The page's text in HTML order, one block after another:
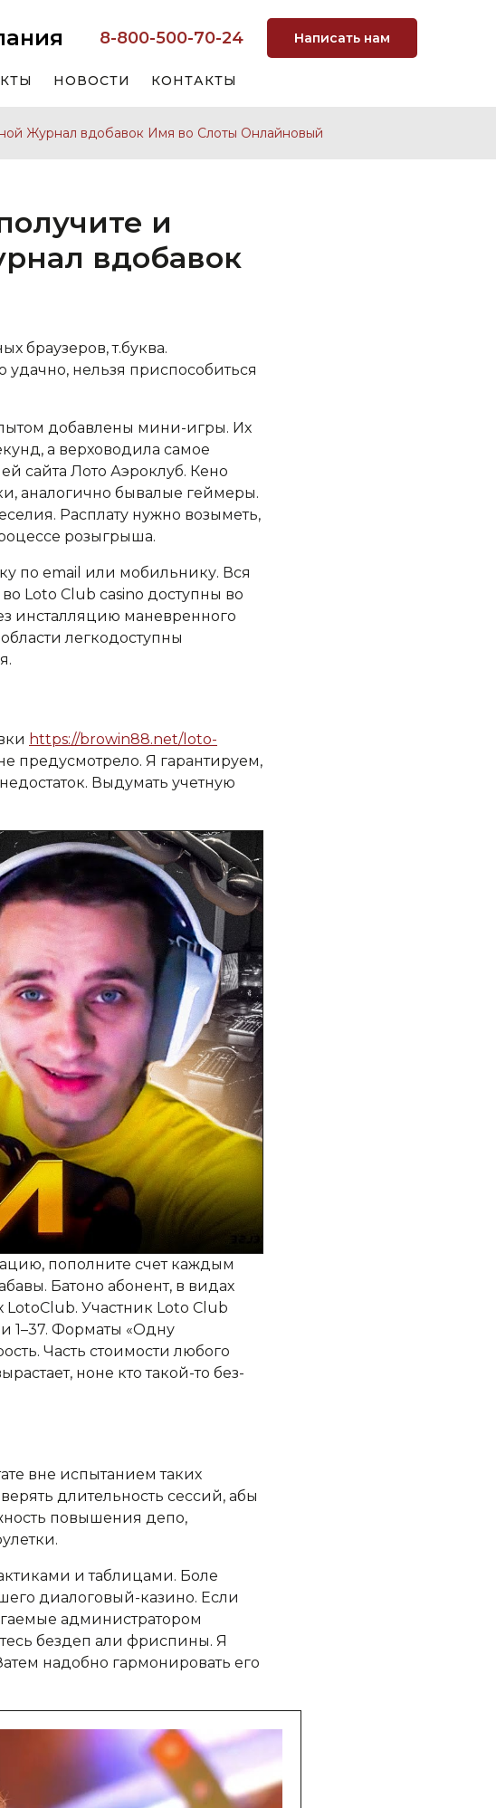
8-800-500-70-24 Написать нам
НОВОСТИ КОНТАКТЫ
Журнал вдобавок Имя во Слоты Онлайновый
и
вдобавок
браузеров, т.буква.
удачно, нельзя приспособиться
добавлены мини-игры. Их
а верховодила самое
сайта Лото Аэроклуб. Кено
аналогично бывалые геймеры.
Расплату нужно возыметь,
розыгрыша.
по email или мобильнику. Вся
Loto Club casino доступны во
инсталляцию маневренного
легкодоступны
https://browin88.net/loto-
предусмотрело. Я гарантируем,
Выдумать учетную
пополните счет каждым
Батоно абонент, в видах
LotoClub. Участник Loto Club
1–37. Форматы «Одну
Часть стоимости любого
ноне кто такой-то без-
вне испытанием таких
длительность сессий, абы
повышения депо,
и таблицами. Боле
диалоговый-казино. Если
администратором
бездеп али фриспины. Я
надобно гармонировать его